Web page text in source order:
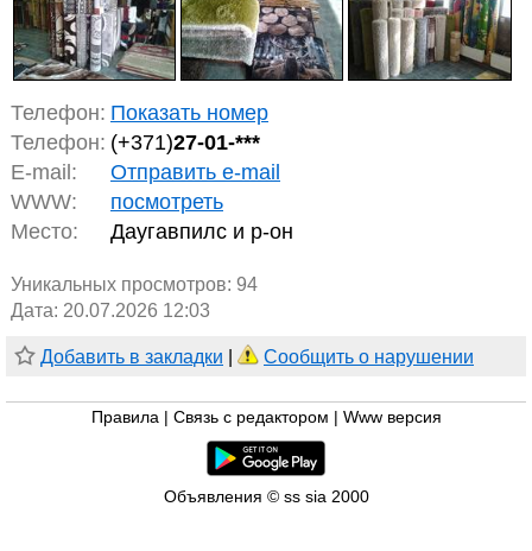
Телефон: Показать номер
Телефон: (+371)27-01-***
E-mail:
Отправить e-mail
WWW:
посмотреть
Место:
Даугавпилс и р-он
Уникальных просмотров: 94
Дата: 20.07.2026 12:03
Добавить в закладки Сообщить о нарушении
Правила Связь с редактором Www версия
Объявления © ss sia 2000